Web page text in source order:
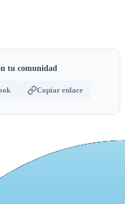
tu comunidad
Copiar enlace